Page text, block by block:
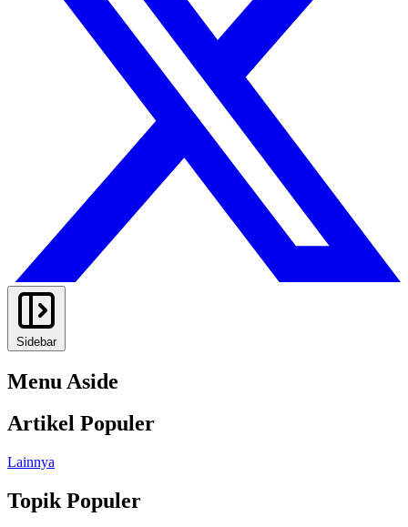
Sidebar
Menu Aside
Artikel Populer
Lainnya
Topik Populer